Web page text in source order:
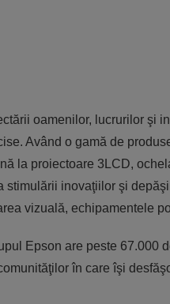
oamenilor, lucrurilor şi
Având o gamă de
la proiectoare 3LCD,
inovaţiilor şi
vizuală, echipamentele
Epson are peste 67.000
în care îşi